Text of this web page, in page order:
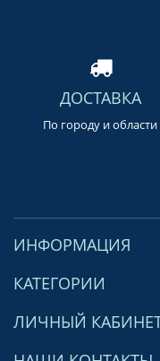
ДОСТАВКА
По городу и области
ИНФОРМАЦИЯ
КАТЕГОРИИ
ЛИЧНЫЙ